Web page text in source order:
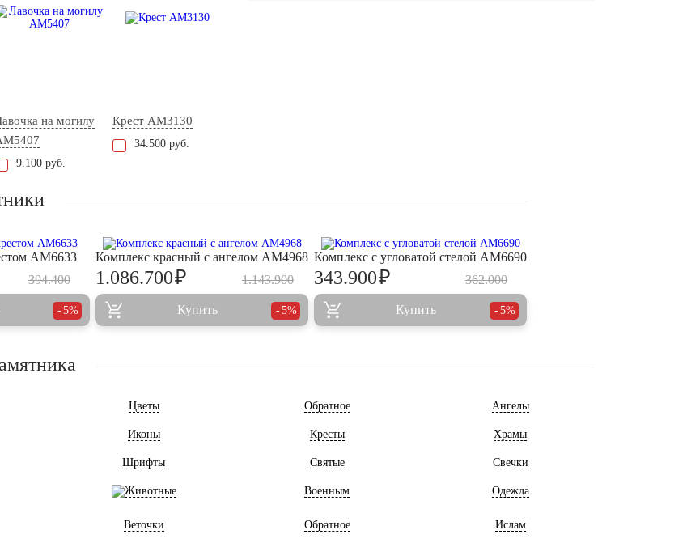
на могилу
9.100 руб.
Крест AM3130
34.500 руб.
AM6633
394.400
5%
Комплекс красный с ангелом AM4968
1.143.900
1.086.700₽
Купить 5%
Комплекс с угловатой стелой AM6690
362.000
343.900₽
Купить 5%
Цветы Обратное Ангелы
Иконы Кресты Храмы
Шрифты Святые Свечки
Животные Военным Одежда
Веточки Обратное Ислам